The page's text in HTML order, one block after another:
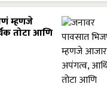
म्हणजे
तोटा आणि